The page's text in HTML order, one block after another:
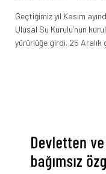
Geçtiğimiz yıl Kasım
Ulusal Su Kurulu’nun
yürürlüğe girdi. 25 Aralık